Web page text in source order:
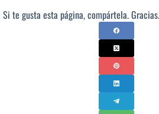
Si te gusta esta página, compártela. Gracias.